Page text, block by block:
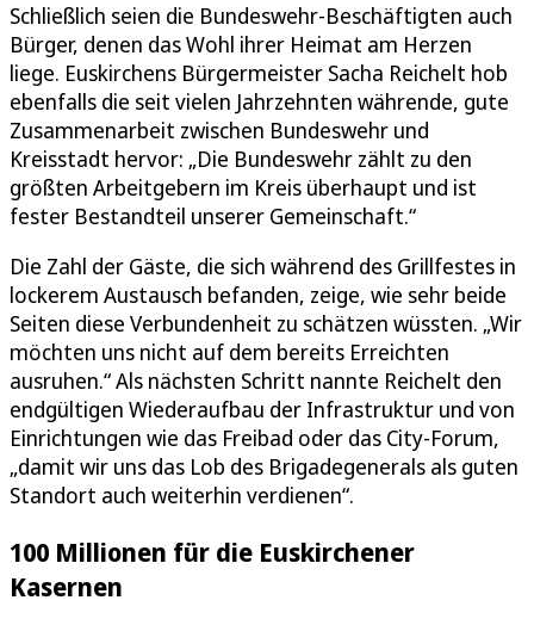
Schließlich seien die Bundeswehr-Beschäftigten auch
Bürger, denen das Wohl ihrer Heimat am Herzen
liege. Euskirchens Bürgermeister Sacha Reichelt hob
ebenfalls die seit vielen Jahrzehnten währende, gute
Zusammenarbeit zwischen Bundeswehr und
Kreisstadt hervor: „Die Bundeswehr zählt zu den
größten Arbeitgebern im Kreis überhaupt und ist
fester Bestandteil unserer Gemeinschaft.“
Die Zahl der Gäste, die sich während des Grillfestes in
lockerem Austausch befanden, zeige, wie sehr beide
Seiten diese Verbundenheit zu schätzen wüssten. „Wir
möchten uns nicht auf dem bereits Erreichten
ausruhen.“ Als nächsten Schritt nannte Reichelt den
endgültigen Wiederaufbau der Infrastruktur und von
Einrichtungen wie das Freibad oder das City-Forum,
„damit wir uns das Lob des Brigadegenerals als guten
Standort auch weiterhin verdienen“.
100 Millionen für die Euskirchener
Kasernen